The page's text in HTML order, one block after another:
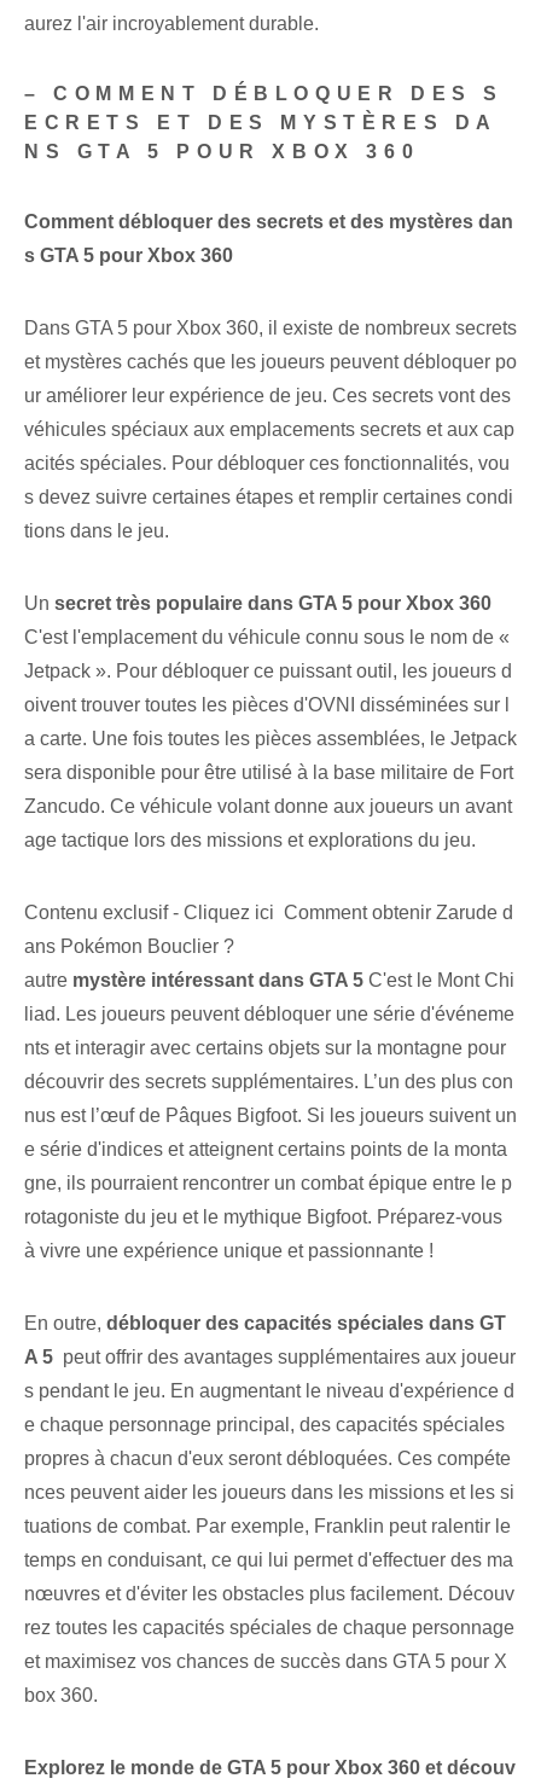
aurez l'air incroyablement durable.
– COMMENT DÉBLOQUER DES S
ECRETS ET DES MYSTÈRES DA
NS GTA 5 POUR XBOX 360
Comment débloquer des secrets et des mystères dan
s GTA 5 pour Xbox 360
Dans GTA 5 pour Xbox 360, il existe de nombreux secrets
et mystères cachés que les joueurs peuvent débloquer po
ur améliorer leur expérience de jeu. Ces secrets vont des
véhicules spéciaux aux emplacements secrets et aux cap
acités spéciales. Pour débloquer ces fonctionnalités, vou
s devez suivre certaines étapes et remplir certaines condi
tions dans le jeu.
Un secret très populaire dans GTA 5 pour Xbox 360
C'est l'emplacement du véhicule connu sous le nom de «
Jetpack ». Pour débloquer ce puissant outil, les joueurs d
oivent trouver toutes les pièces d'OVNI disséminées sur l
a carte. Une fois toutes les pièces assemblées, le Jetpack
sera disponible pour être utilisé à la base militaire de Fort
Zancudo. Ce véhicule volant donne aux joueurs un avant
age tactique lors des missions et explorations du jeu.
Contenu exclusif - Cliquez ici Comment obtenir Zarude d
ans Pokémon Bouclier ?
autre mystère intéressant dans GTA 5 C'est le Mont Chi
liad. Les joueurs peuvent débloquer ⁣une série⁤ d'événeme
nts et ‌interagir avec certains objets sur la montagne⁣ pour
découvrir des secrets supplémentaires. L’un des plus con
nus est l’œuf de Pâques Bigfoot. Si les joueurs suivent un
e série d'indices et atteignent certains points de la monta
gne, ils pourraient rencontrer un combat épique entre le p
rotagoniste du jeu et le mythique Bigfoot. Préparez-vous
à vivre une expérience unique et passionnante !
En outre, débloquer des capacités spéciales dans GT
A 5 ⁤ peut offrir des avantages supplémentaires‌ aux joueur
s pendant le jeu. En augmentant le niveau d'expérience d
e chaque personnage principal, des capacités spéciales
propres à chacun d'eux seront débloquées. Ces compéte
nces peuvent aider les joueurs dans les missions et les si
tuations de combat. Par exemple, Franklin peut ralentir le
temps en conduisant, ce qui lui permet d'effectuer des ma
nœuvres et d'éviter les obstacles plus facilement. Découv
rez toutes les capacités spéciales de chaque personnage
et maximisez vos chances de succès dans GTA 5 pour X
box 360.
Explorez le monde de GTA 5 pour Xbox 360 et découv